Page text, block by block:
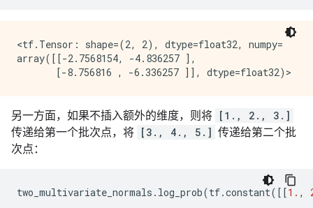
<tf.Tensor: shape=(2, 2), dtype=float32, numpy=
array([[-2.7568154, -4.836257 ],
另一方面，如果不插入额外的维度，则将 [1., 2., 3.]
传递给第一个批次点，将 [3., 4., 5.] 传递给第二个批
次点：
two_multivariate_normals . log_prob(tf.constant([[1. ,